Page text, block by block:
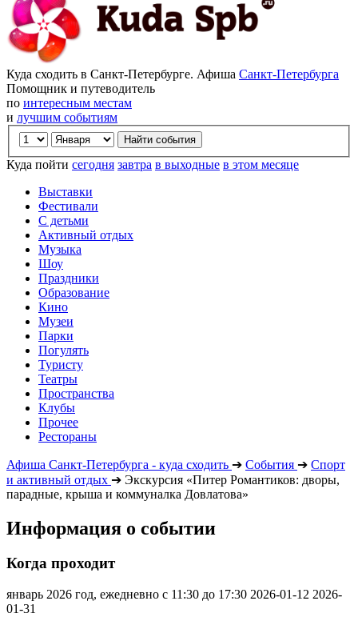
Куда сходить в Санкт-Петербурге. Афиша Санкт-Петербурга
Помощник и путеводитель
по интересным местам
и лучшим событиям
Куда пойти сегодня завтра в выходные в этом месяце
Выставки
Фестивали
С детьми
Активный отдых
Музыка
Шоу
Праздники
Образование
Кино
Музеи
Парки
Погулять
Туристу
Театры
Пространства
Клубы
Прочее
Рестораны
Афиша Санкт-Петербурга - куда сходить ➔ События ➔ Спорт
и активный отдых ➔ Экскурсия «Питер Романтиков: дворы,
парадные, крыша и коммуналка Довлатова»
Информация о событии
Когда проходит
январь 2026 год, ежедневно с 11:30 до 17:30 2026-01-12 2026-
01-31